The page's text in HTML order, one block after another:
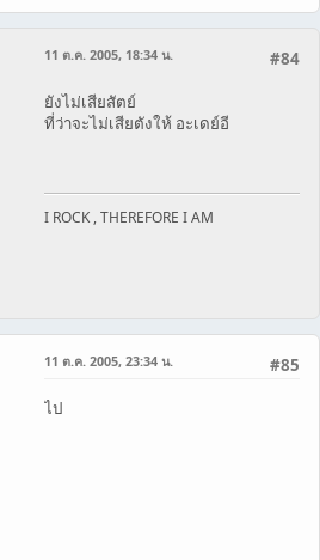
#84
11 ต.ค. 2005, 18:34 น.
ยังไม่เสียสัตย์
ที่ว่าจะไม่เสียตังให้ อะเดย์อี
I ROCK , THEREFORE I AM
#85
11 ต.ค. 2005, 23:34 น.
ไป